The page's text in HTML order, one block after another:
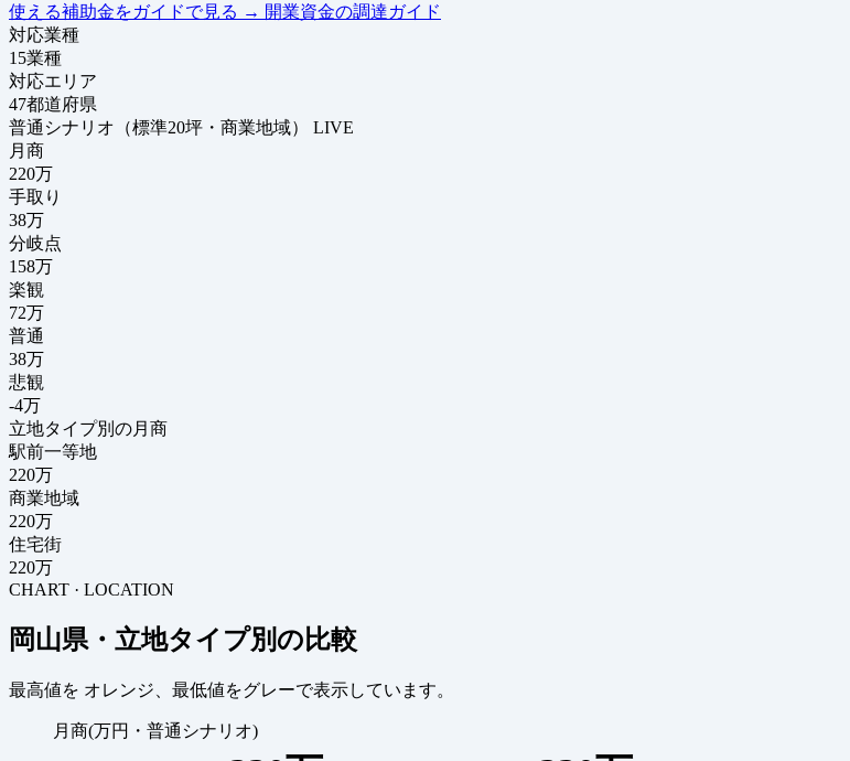
使える補助金をガイドで見る → 開業資金の調達ガイド
対応業種
15業種
対応エリア
47都道府県
普通シナリオ（標準20坪・商業地域）
LIVE
月商
220万
手取り
38万
分岐点
158万
楽観
72万
普通
38万
悲観
-4万
立地タイプ別の月商
駅前一等地
220万
商業地域
220万
住宅街
220万
CHART · LOCATION
岡山県・立地タイプ別の比較
最高値を オレンジ 、最低値をグレーで表示しています。
月商(万円・普通シナリオ)